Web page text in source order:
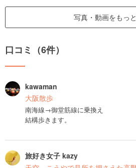
写真・動画をもっ
口コミ（6件）
kawaman
大阪散歩
南海線→御堂筋線に乗換え
結構歩きます。
旅好き女子 kazy